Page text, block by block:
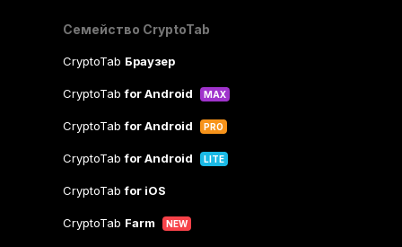
Семейство CryptoTab
CryptoTab Браузер
CryptoTabfor Android MAX
CryptoTabfor Android PRO
CryptoTabfor Android LITE
CryptoTabfor iOS
CryptoTab Farm NEW